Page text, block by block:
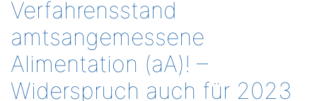
Verfahrensstand
amtsangemessene
Alimentation (aA)! –
Widerspruch auch für 2023